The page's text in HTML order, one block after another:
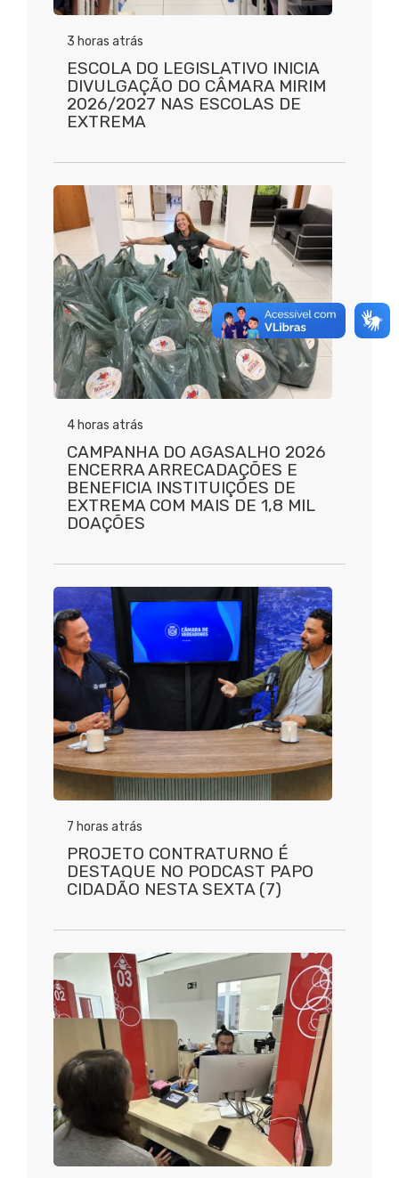
3 horas atrás
ESCOLA DO LEGISLATIVO INICIA
DIVULGAÇÃO DO CÂMARA MIRIM
2026/2027 NAS ESCOLAS DE
EXTREMA
4 horas atrás
CAMPANHA DO AGASALHO 2026
ENCERRA ARRECADAÇÕES E
BENEFICIA INSTITUIÇÕES DE
EXTREMA COM MAIS DE 1,8 MIL
DOAÇÕES
7 horas atrás
PROJETO CONTRATURNO É
DESTAQUE NO PODCAST PAPO
CIDADÃO NESTA SEXTA (7)